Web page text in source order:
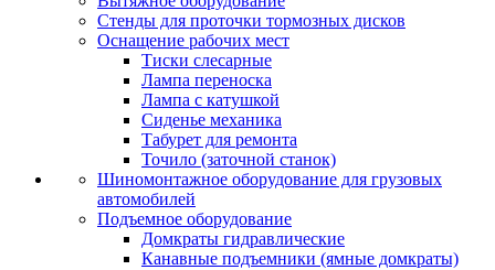
Стенды для проточки тормозных дисков
Оснащение рабочих мест
Тиски слесарные
Лампа переноска
Лампа с катушкой
Сиденье механика
Табурет для ремонта
Точило (заточной станок)
Шиномонтажное оборудование для грузовых
автомобилей
Подъемное оборудование
Домкраты гидравлические
Канавные подъемники (ямные домкраты)